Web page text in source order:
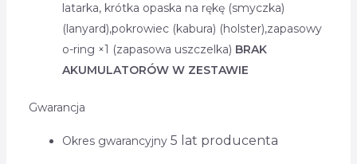
latarka, krótka opaska na rękę (smyczka)
(lanyard),pokrowiec (kabura) (holster),zapasowy
o-ring ×1 (zapasowa uszczelka) BRAK
AKUMULATORÓW W ZESTAWIE
Gwarancja
Okres gwarancyjny 5 lat producenta